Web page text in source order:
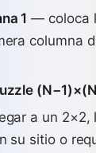
1 — coloca
columna
a un 2×2,
su sitio o